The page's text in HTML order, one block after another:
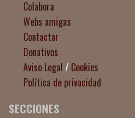
Colabora
Webs amigas
Contactar
Donativos
Aviso Legal / Cookies
Política de privacidad
SECCIONES